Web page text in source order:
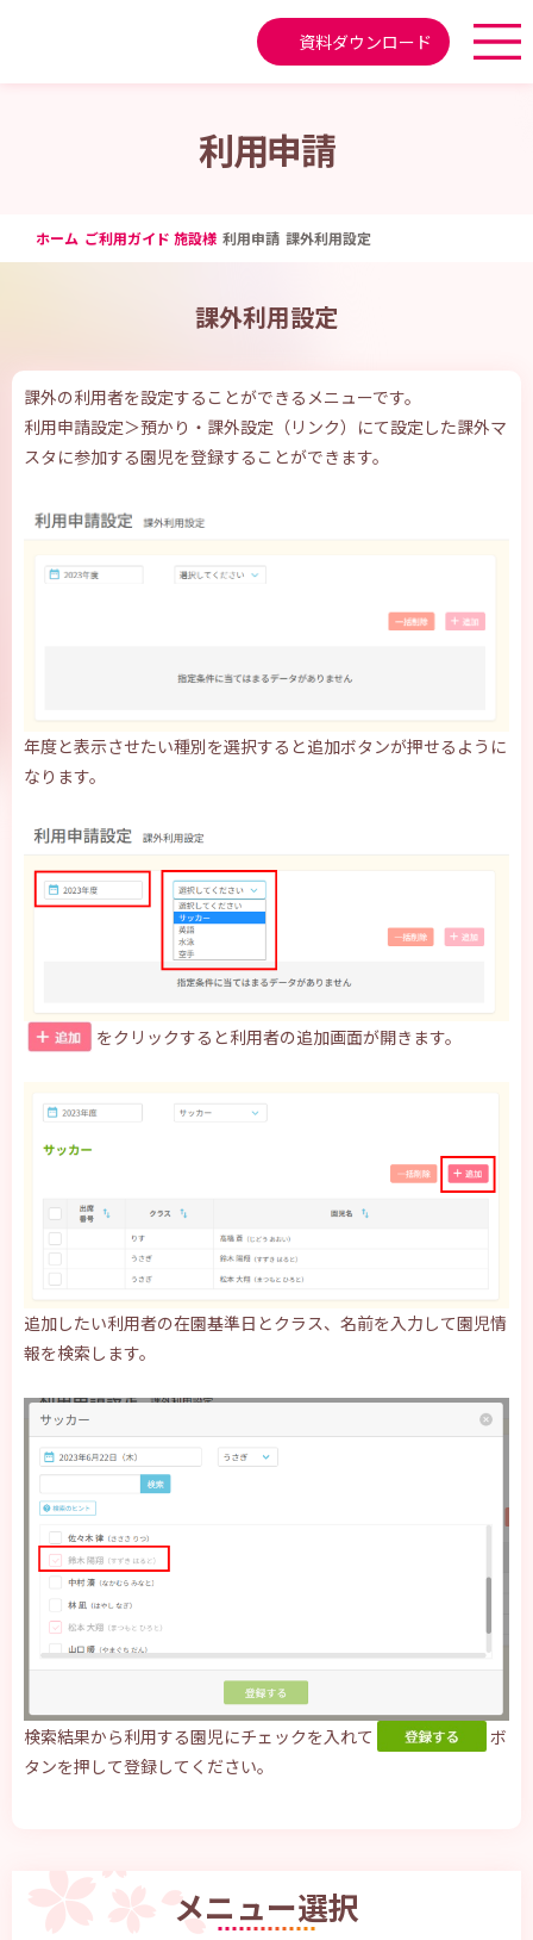
資料ダウンロード
利用申請
ホーム ご利用ガイド 施設様 利用申請 課外利用設定
課外利用設定
課外の利用者を設定することができるメニューです。
利用申請設定＞預かり・課外設定（リンク）にて設定した課外マ
スタに参加する園児を登録することができます。
年度と表示させたい種別を選択すると追加ボタンが押せるように
なります。
をクリックすると利用者の追加画面が開きます。
追加したい利用者の在園基準日とクラス、名前を入力して園児情
報を検索します。
検索結果から利用する園児にチェックを入れて
ボ
タンを押して登録してください。
メニュー選択